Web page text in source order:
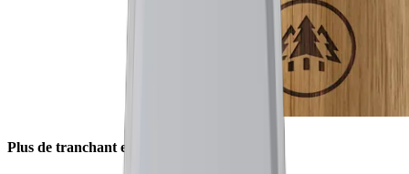
Plus de tranchant en un tournemain